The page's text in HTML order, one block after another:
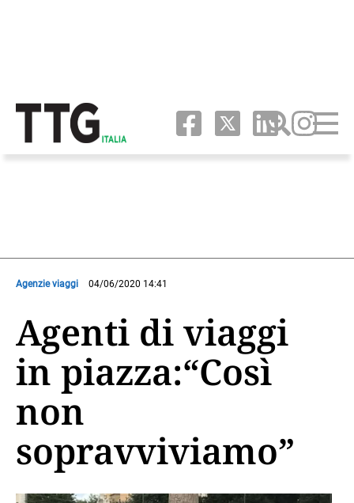
Agenzie viaggi 04/06/2020 14:41
Agenti di viaggi
in piazza:“Così
non
sopravviviamo”